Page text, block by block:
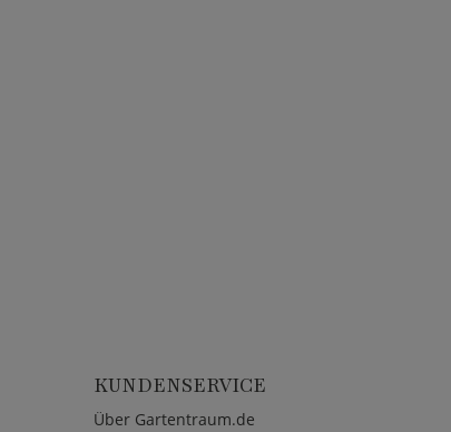
KUNDENSERVICE
Über Gartentraum.de